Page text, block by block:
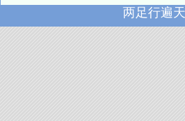
两足行遍